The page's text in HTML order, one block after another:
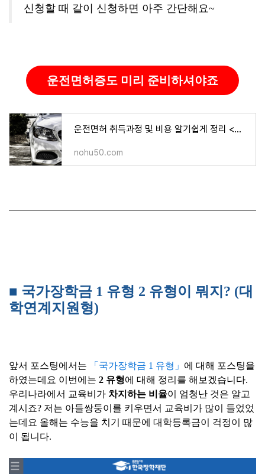
신청할 때 같이 신청하면 아주 간단해요~
운전면허증도 미리 준비하셔야죠
운전면허 취득과정 및 비용 알기쉽게 정리 <초간단3분정리>
nohu50.com
■ 국가장학금 1 유형 2 유형이 뭐지? (대
학연계지원형)
앞서 포스팅에서는 「국가장학금 1 유형」 에 대해 포스팅을
하였는데요 이번에는 2 유형에 대해 정리를 해보겠습니다.
우리나라에서 교육비가 차지하는 비율이 엄청난 것은 알고
계시죠? 저는 아들쌍둥이를 키우면서 교육비가 많이 들었었
는데요 올해는 수능을 치기 때문에 대학등록금이 걱정이 많
이 됩니다.